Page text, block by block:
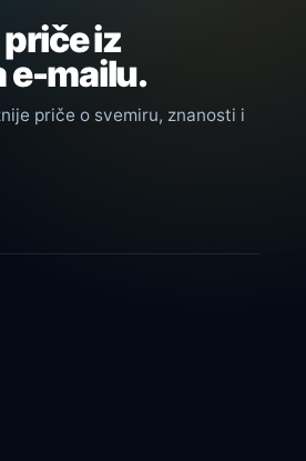
iz
e-mailu.
priče o svemiru, znanosti i